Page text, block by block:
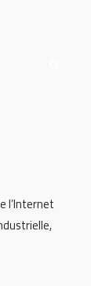
l’Internet